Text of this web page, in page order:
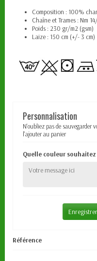
Composition : 100%
Chaîne et Trames : Nm
Poids : 230 gr/m2 (gsm)
Laize : 150 cm (+/- 3 cm)
Personnalisation
N'oubliez pas de sauvegarder
l'ajouter au panier
Quelle couleur souhaitez
Référence